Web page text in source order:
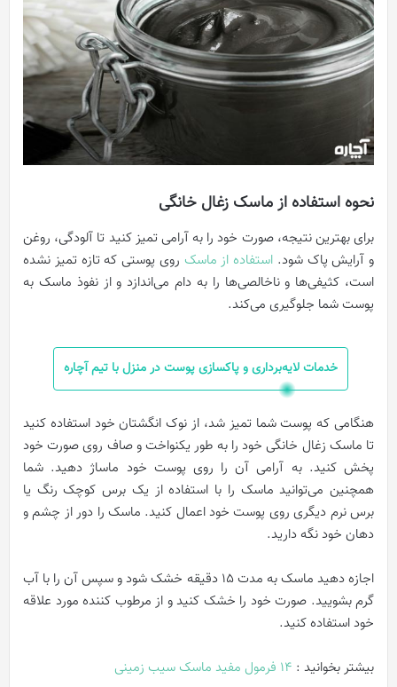
نحوه استفاده از ماسک زغال خانگی
برای بهترین نتیجه، صورت خود را به آرامی تمیز کنید تا آلودگی، روغن
و آرایش پاک شود. استفاده از ماسک روی پوستی که تازه تمیز نشده
است، کثیفی‌ها و ناخالصی‌ها را به دام می‌اندازد و از نفوذ ماسک به
پوست شما جلوگیری می‌کند.
خدمات لایه‌برداری و پاکسازی پوست در منزل با تیم آچاره
هنگامی که پوست شما تمیز شد، از نوک انگشتان خود استفاده کنید
تا ماسک زغال خانگی خود را به طور یکنواخت و صاف روی صورت خود
پخش کنید. به آرامی آن را روی پوست خود ماساژ دهید. شما
همچنین می‌توانید ماسک را با استفاده از یک برس کوچک رنگ یا
برس نرم دیگری روی پوست خود اعمال کنید. ماسک را دور از چشم و
دهان خود نگه دارید.
اجازه دهید ماسک به مدت 15 دقیقه خشک شود و سپس آن را با آب
گرم بشویید. صورت خود را خشک کنید و از مرطوب کننده مورد علاقه
خود استفاده کنید.
بیشتر بخوانید : 14 فرمول مفید ماسک سیب‌ زمینی